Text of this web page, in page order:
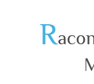
R